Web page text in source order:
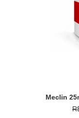
Meclin